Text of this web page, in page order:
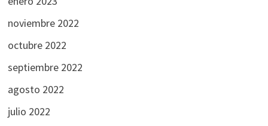
noviembre 2022
octubre 2022
septiembre 2022
agosto 2022
julio 2022